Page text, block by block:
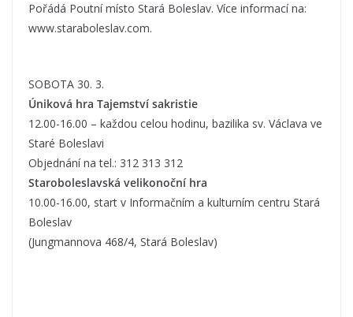
Pořádá Poutní místo Stará Boleslav. Více informací na:
www.staraboleslav.com.
SOBOTA 30. 3.
Úniková hra Tajemství sakristie
12.00-16.00 – každou celou hodinu, bazilika sv. Václava ve
Staré Boleslavi
Objednání na tel.: 312 313 312
Staroboleslavská velikonoční hra
10.00-16.00, start v Informačním a kulturním centru Stará
Boleslav
(Jungmannova 468/4, Stará Boleslav)